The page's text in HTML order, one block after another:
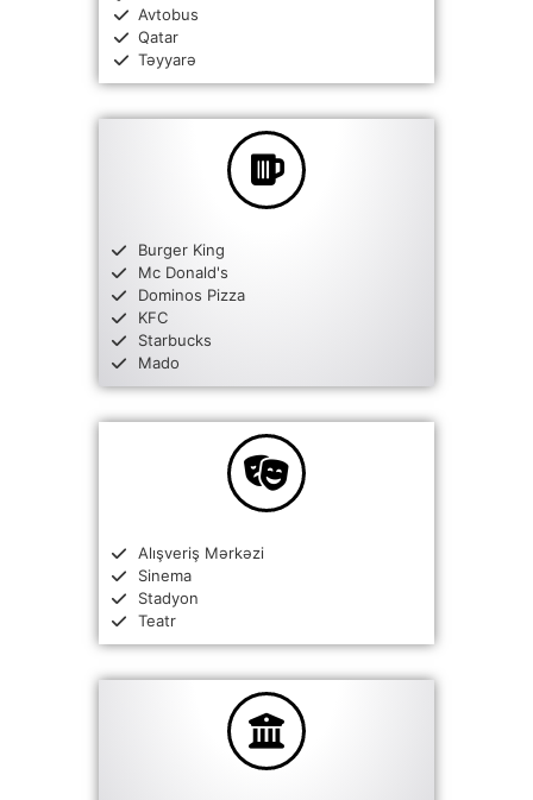
Avtobus
Qatar
Təyyarə
Burger King
Mc Donald's
Dominos Pizza
KFC
Starbucks
Mado
Alışveriş Mərkəzi
Sinema
Stadyon
Teatr